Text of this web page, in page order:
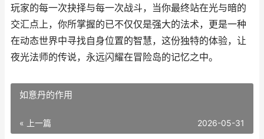
玩家的每一次抉择与每一次战斗，当你最终站在光与暗的
交汇点上，你所掌握的已不仅仅是强大的法术，更是一种
在动态世界中寻找自身位置的智慧，这份独特的体验，让
夜光法师的传说，永远闪耀在冒险岛的记忆之中。
如意丹的作用
« 上一篇 2026-05-31